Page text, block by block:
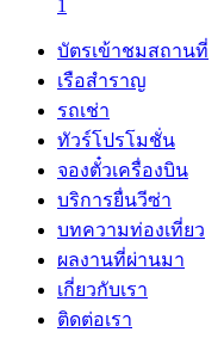
1
บัตรเข้าชมสถานที่
เรือสำราญ
รถเช่า
ทัวร์โปรโมชั่น
จองตั๋วเครื่องบิน
บริการยื่นวีซ่า
บทความท่องเที่ยว
ผลงานที่ผ่านมา
เกี่ยวกับเรา
ติดต่อเรา